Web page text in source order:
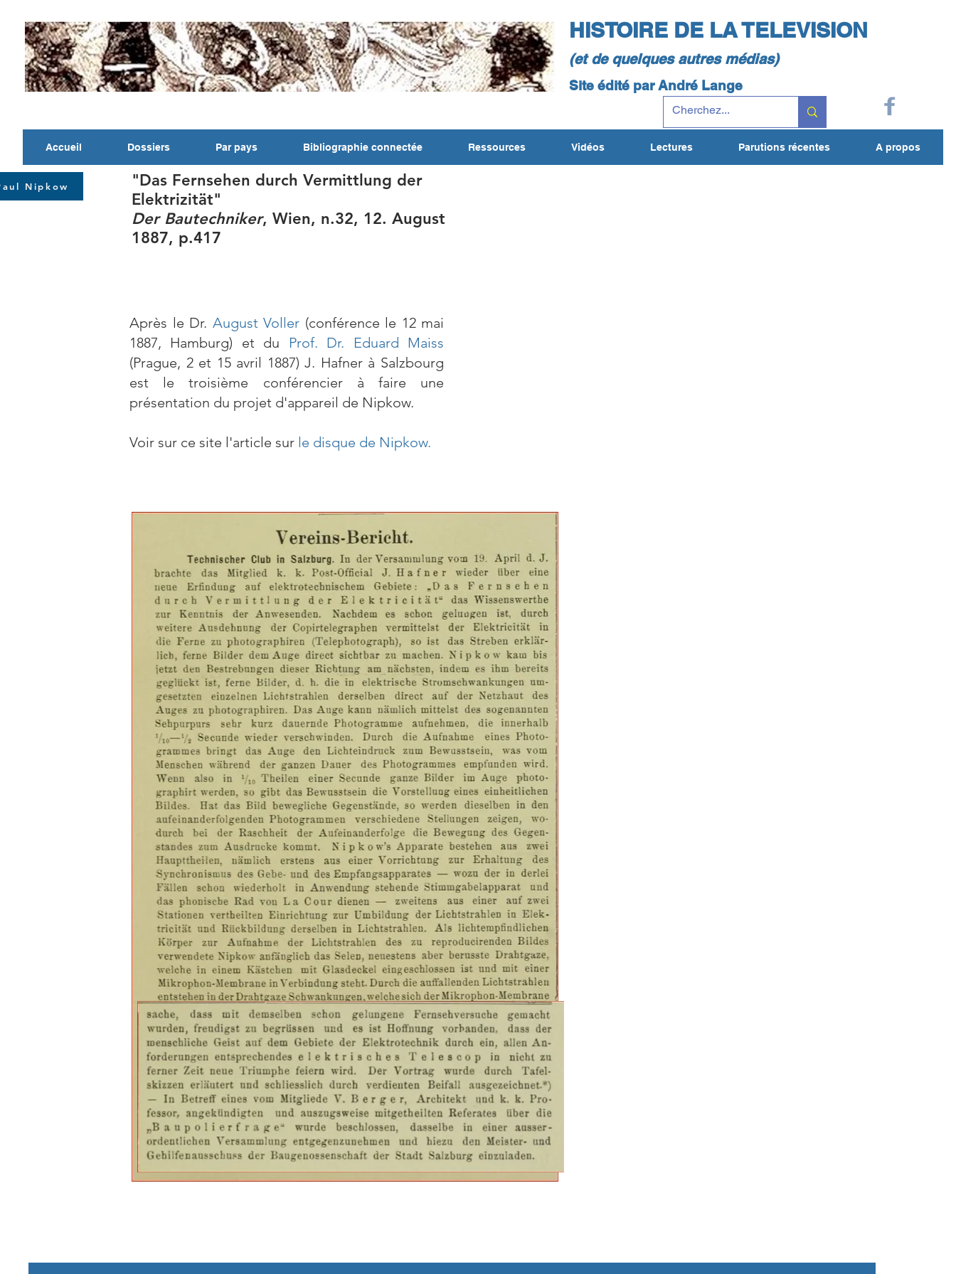
HISTOIRE DE LA TELEVISION
(et de quelques autres médias)
Site édité par André Lange
Accueil Dossiers Par pays Bibliographie connectée Ressources Vidéos Lectures Parutions récentes A propos
Nipkow
"Das Fernsehen durch Vermittlung der
Elektrizität"
Der Bautechniker, Wien, n.32, 12. August
1887, p.417
Après le Dr. August Voller (conférence le 12 mai
1887, Hamburg) et du Prof. Dr. Eduard Maiss
(Prague, 2 et 15 avril 1887) J. Hafner à Salzbourg
est le troisième conférencier à faire une
présentation du projet d'appareil de Nipkow.
Voir sur ce site l'article sur le disque de Nipkow.